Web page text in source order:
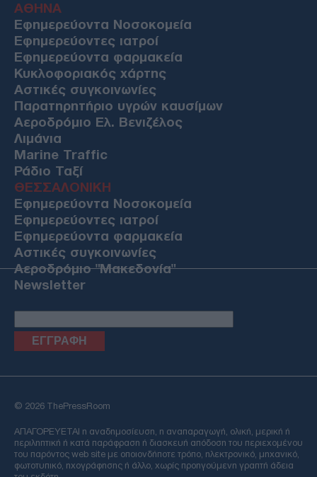
ΑΘΗΝΑ
Εφημερεύοντα Νοσοκομεία
Εφημερεύοντες ιατροί
Εφημερεύοντα φαρμακεία
Κυκλοφοριακός χάρτης
Αστικές συγκοινωνίες
Παρατηρητήριο υγρών καυσίμων
Αεροδρόμιο Ελ. Βενιζέλος
Λιμάνια
Marine Traffic
Ράδιο Ταξί
ΘΕΣΣΑΛΟΝΙΚΗ
Εφημερεύοντα Νοσοκομεία
Εφημερεύοντες ιατροί
Εφημερεύοντα φαρμακεία
Αστικές συγκοινωνίες
Αεροδρόμιο "Μακεδονία"
Newsletter
Email
© 2026 ThePressRoom
ΑΠΑΓΟΡΕΥΕΤΑΙ η αναδημοσίευση, η αναπαραγωγή, ολική, μερική ή
περιληπτική ή κατά παράφραση ή διασκευή απόδοση του περιεχομένου
του παρόντος web site με οποιονδήποτε τρόπο, ηλεκτρονικό, μηχανικό,
φωτοτυπικό, ηχογράφησης ή άλλο, χωρίς προηγούμενη γραπτή άδεια